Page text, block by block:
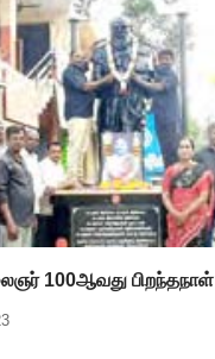
100ஆவது பிறந்தநாள்